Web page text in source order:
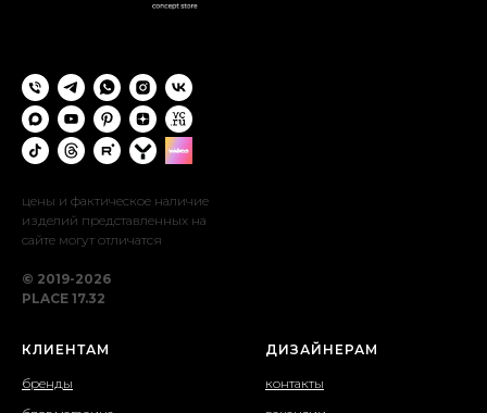
цены и фактическое наличие
изделий представленных на
сайте могут отличатся
© 2019-2026
PLACE 17.32
КЛИЕНТАМ
бренды
ДИЗАЙНЕРАМ
контакты